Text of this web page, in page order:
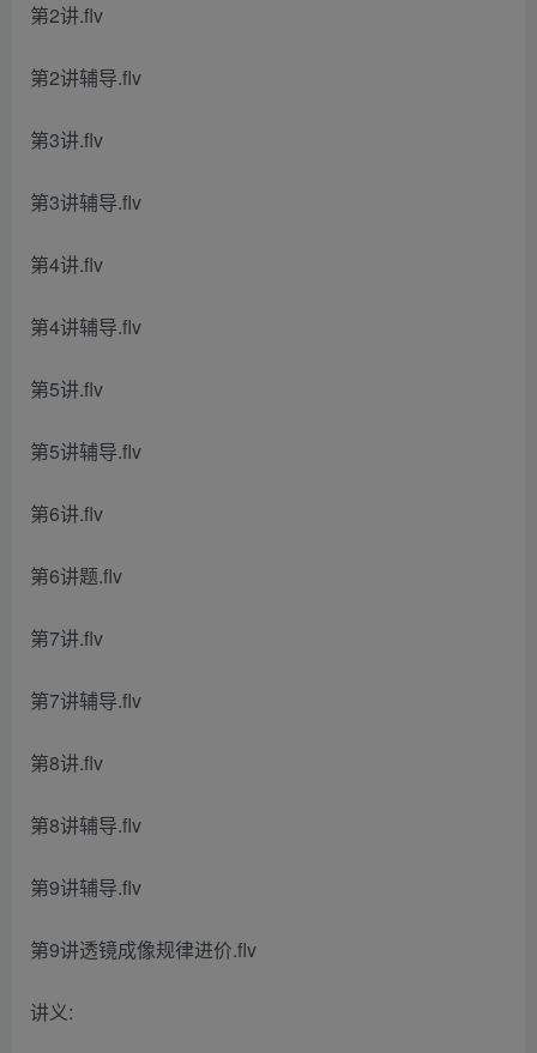
第2讲.flv
第2讲辅导.flv
第3讲.flv
第3讲辅导.flv
第4讲.flv
第4讲辅导.flv
第5讲.flv
第5讲辅导.flv
第6讲.flv
第6讲题.flv
第7讲.flv
第7讲辅导.flv
第8讲.flv
第8讲辅导.flv
第9讲辅导.flv
第9讲透镜成像规律进价.flv
讲义: